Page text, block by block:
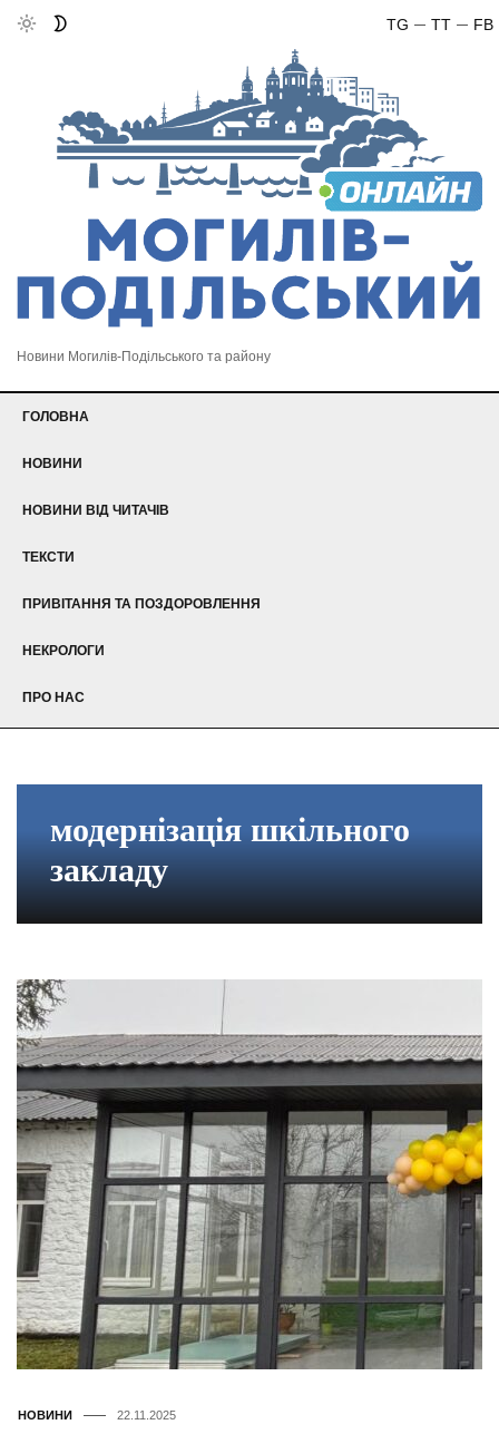
FB
TT
TG
Новини Могилів-Подільського та району
ГОЛОВНА
НОВИНИ
НОВИНИ ВІД ЧИТАЧІВ
ТЕКСТИ
ПРИВІТАННЯ ТА ПОЗДОРОВЛЕННЯ
НЕКРОЛОГИ
ПРО НАС
модернізація шкільного
закладу
НОВИНИ 22.11.2025